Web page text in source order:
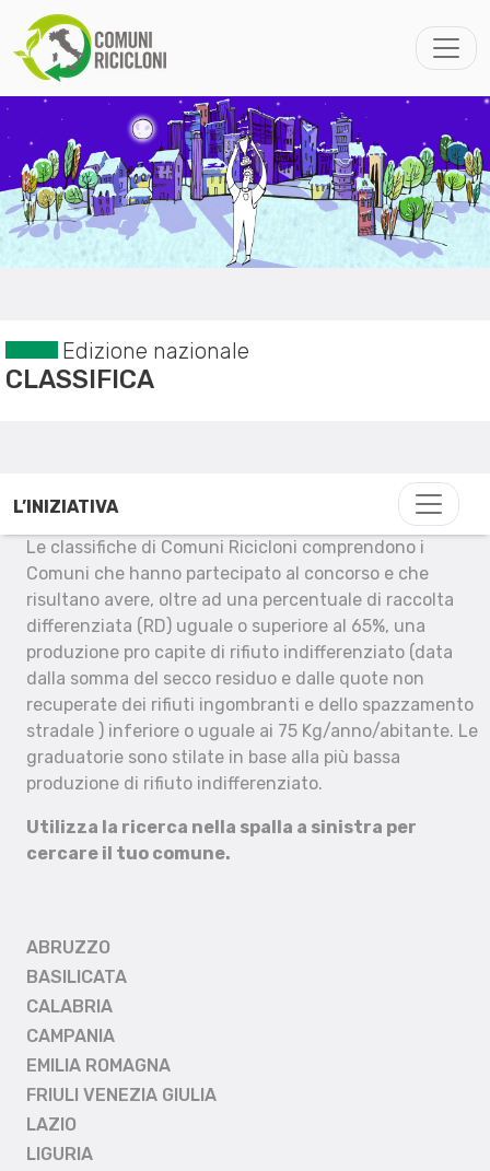
Edizione nazionale
CLASSIFICA
L’INIZIATIVA
Le classifiche di Comuni Ricicloni comprendono i
Comuni che hanno partecipato al concorso e che
risultano avere, oltre ad una percentuale di raccolta
differenziata (RD) uguale o superiore al 65%, una
produzione pro capite di rifiuto indifferenziato (data
dalla somma del secco residuo e dalle quote non
recuperate dei rifiuti ingombranti e dello spazzamento
stradale ) inferiore o uguale ai 75 Kg/anno/abitante. Le
graduatorie sono stilate in base alla più bassa
produzione di rifiuto indifferenziato.
Utilizza la ricerca nella spalla a sinistra per
cercare il tuo comune.
ABRUZZO
BASILICATA
CALABRIA
CAMPANIA
EMILIA ROMAGNA
FRIULI VENEZIA GIULIA
LAZIO
LIGURIA